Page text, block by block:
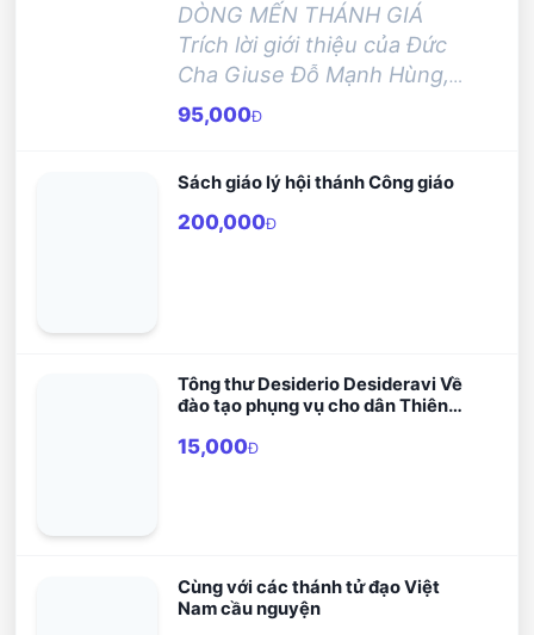
DÒNG MẾN THÁNH GIÁ
Trích lời giới thiệu của Đức
Cha Giuse Đỗ Mạnh Hùng,
Giám mục Giáo phận Phan
Thiết, Phụ Trách Hồ Sơ
Lambert
95,000Đ
Sách giáo lý hội thánh Công giáo
200,000Đ
Tông thư Desiderio Desideravi Về
đào tạo phụng vụ cho dân Thiên
15,000Đ
Cùng với các thánh tử đạo Việt
Nam cầu nguyện